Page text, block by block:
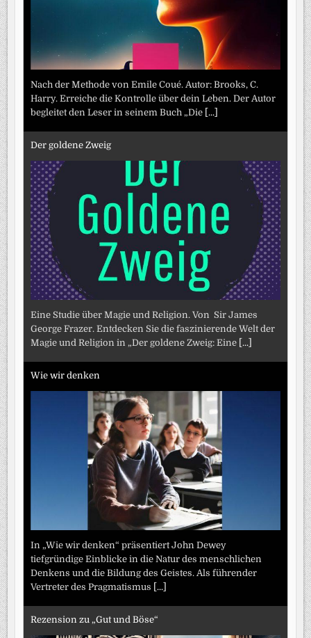
Nach der Methode von Emile Coué. Autor: Brooks, C.
Harry. Erreiche die Kontrolle über dein Leben. Der Autor
begleitet den Leser in seinem Buch „Die [...]
Der goldene Zweig
Eine Studie über Magie und Religion. Von Sir James
George Frazer. Entdecken Sie die faszinierende Welt der
Magie und Religion in „Der goldene Zweig: Eine [...]
Wie wir denken
In „Wie wir denken“ präsentiert John Dewey
tiefgründige Einblicke in die Natur des menschlichen
Denkens und die Bildung des Geistes. Als führender
Vertreter des Pragmatismus [...]
Rezension zu „Gut und Böse“